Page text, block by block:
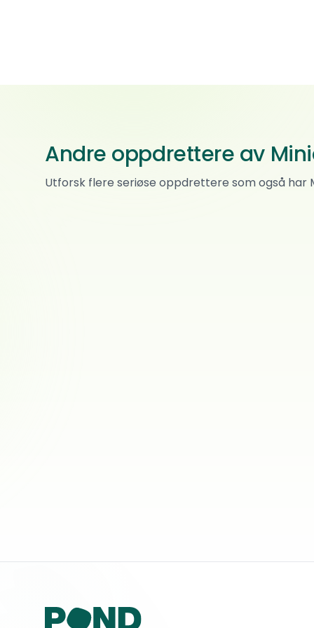
Andre oppdrettere av
Utforsk flere seriøse oppdrettere som også har
Qubera Recinto Kennel
Miniature american shepherd · Basset hound